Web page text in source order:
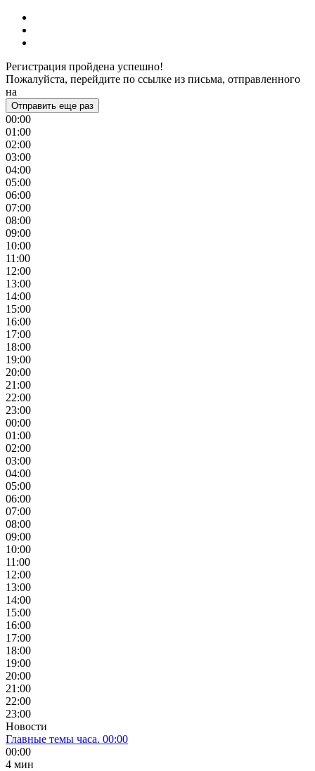
Регистрация пройдена успешно!
Пожалуйста, перейдите по ссылке из письма, отправленного
на
Отправить еще раз
00:00
01:00
02:00
03:00
04:00
05:00
06:00
07:00
08:00
09:00
10:00
11:00
12:00
13:00
14:00
15:00
16:00
17:00
18:00
19:00
20:00
21:00
22:00
23:00
00:00
01:00
02:00
03:00
04:00
05:00
06:00
07:00
08:00
09:00
10:00
11:00
12:00
13:00
14:00
15:00
16:00
17:00
18:00
19:00
20:00
21:00
22:00
23:00
Новости
Главные темы часа. 00:00
00:00
4 мин